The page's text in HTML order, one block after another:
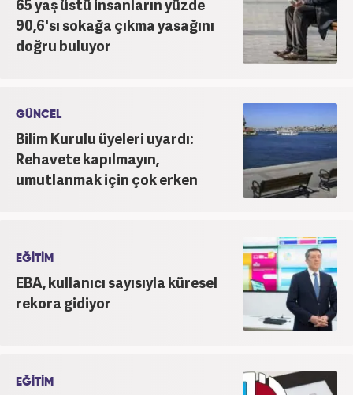
65 yaş üstü insanların yüzde
90,6'sı sokağa çıkma yasağını
doğru buluyor
GÜNCEL
Bilim Kurulu üyeleri uyardı:
Rehavete kapılmayın,
umutlanmak için çok erken
EĞİTİM
EBA, kullanıcı sayısıyla küresel
rekora gidiyor
EĞİTİM